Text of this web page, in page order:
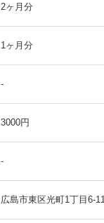
2ヶ月分
1ヶ月分
-
3000円
-
広島市東区光町1丁目6-11